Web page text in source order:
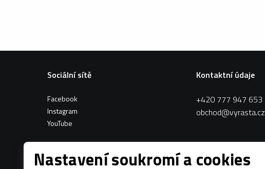
Sociální sítě
Facebook
Instagram
YouTube
Kontaktní údaje
+420 777 947 653
obchod@vyrasta.cz
Nastavení soukromí a cookies